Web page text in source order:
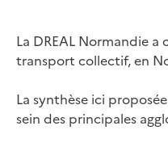
La DREAL Normandie
transport collectif, en
La synthèse ici
sein des principales